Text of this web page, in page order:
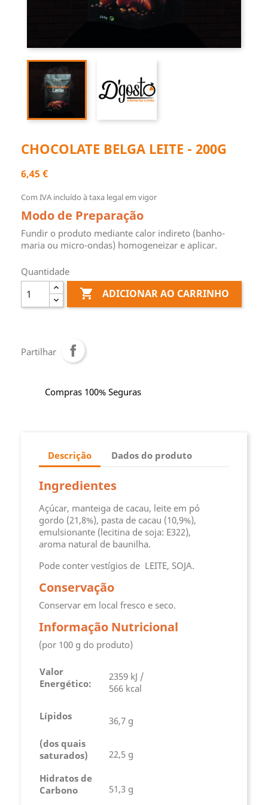
CHOCOLATE BELGA LEITE - 200G
6,45 €
Com IVA incluído à taxa legal em vigor
Modo de Preparação
Fundir o produto mediante calor indireto (banho-
maria ou micro-ondas) homogeneizar e aplicar.
Quantidade
 ADICIONAR AO CARRINHO
Partilhar
Compras 100% Seguras
Descrição Dados do produto
Ingredientes
Açúcar, manteiga de cacau, leite em pó
gordo (21,8%), pasta de cacau (10,9%),
emulsionante (lecitina de soja: E322),
aroma natural de baunilha.
Pode conter vestígios de LEITE, SOJA.
Conservação
Conservar em local fresco e seco.
Informação Nutricional
(por 100 g do produto)
Valor
Energético:
2359 kJ /
566 kcal
Lípidos
36,7 g
(dos quais
saturados)
22,5 g
Hidratos de
Carbono
51,3 g